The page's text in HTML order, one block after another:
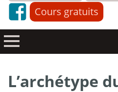
Cours gratuits
L’archétype